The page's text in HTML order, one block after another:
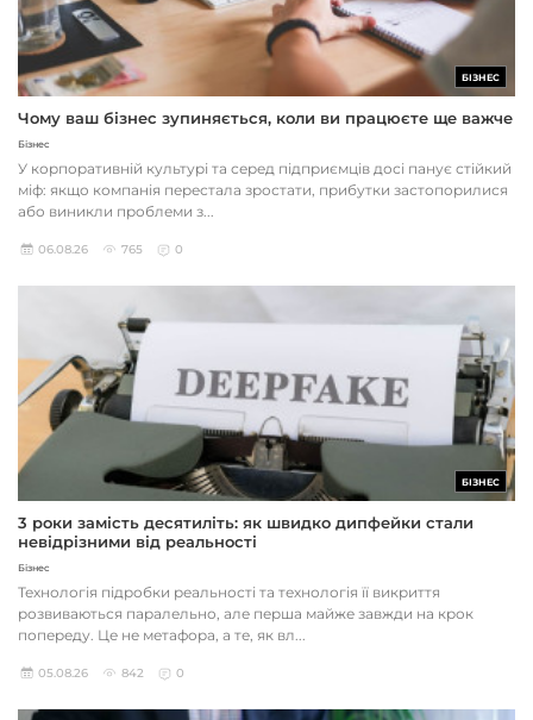
БІЗНЕС
Чому ваш бізнес зупиняється, коли ви працюєте ще важче
Бізнес
У корпоративній культурі та серед підприємців досі панує стійкий
міф: якщо компанія перестала зростати, прибутки застопорилися
або виникли проблеми з...
06.08.26 765 0
БІЗНЕС
3 роки замість десятиліть: як швидко дипфейки стали
невідрізними від реальності
Бізнес
Технологія підробки реальності та технологія її викриття
розвиваються паралельно, але перша майже завжди на крок
попереду. Це не метафора, а те, як вл...
05.08.26 842 0